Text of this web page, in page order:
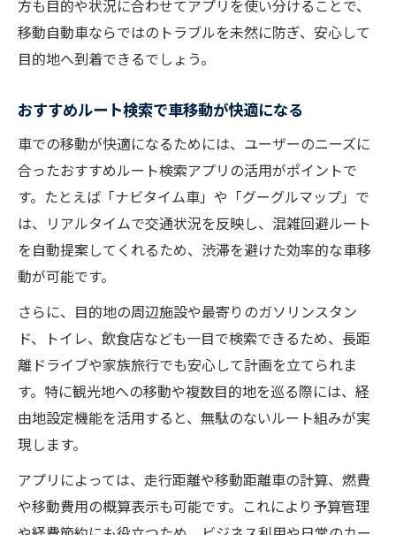
方も目的や状況に合わせてアプリを使い分けることで、
移動自動車ならではのトラブルを未然に防ぎ、安心して
目的地へ到着できるでしょう。
おすすめルート検索で車移動が快適になる
車での移動が快適になるためには、ユーザーのニーズに
合ったおすすめルート検索アプリの活用がポイントで
す。たとえば「ナビタイム車」や「グーグルマップ」で
は、リアルタイムで交通状況を反映し、混雑回避ルート
を自動提案してくれるため、渋滞を避けた効率的な車移
動が可能です。
さらに、目的地の周辺施設や最寄りのガソリンスタン
ド、トイレ、飲食店なども一目で検索できるため、長距
離ドライブや家族旅行でも安心して計画を立てられま
す。特に観光地への移動や複数目的地を巡る際には、経
由地設定機能を活用すると、無駄のないルート組みが実
現します。
アプリによっては、走行距離や移動距離車の計算、燃費
や移動費用の概算表示も可能です。これにより予算管理